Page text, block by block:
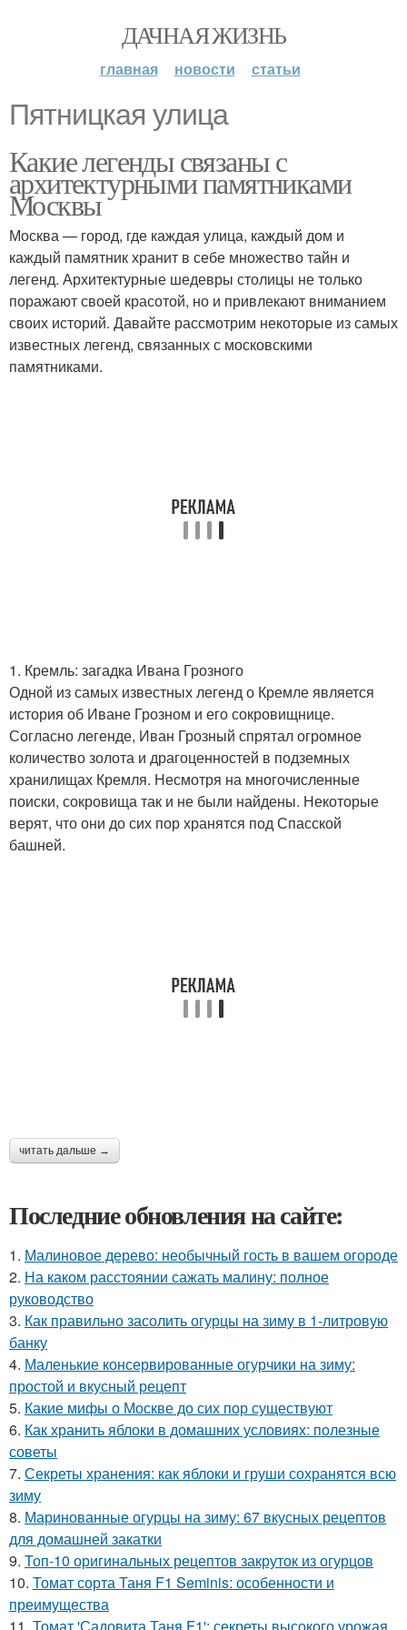
ДАЧНАЯ ЖИЗНЬ
главная новости статьи
Пятницкая улица
Какие легенды связаны с
архитектурными памятниками
Москвы
Москва — город, где каждая улица, каждый дом и
каждый памятник хранит в себе множество тайн и
легенд. Архитектурные шедевры столицы не только
поражают своей красотой, но и привлекают вниманием
своих историй. Давайте рассмотрим некоторые из самых
известных легенд, связанных с московскими
памятниками.
1. Кремль: загадка Ивана Грозного
Одной из самых известных легенд о Кремле является
история об Иване Грозном и его сокровищнице.
Согласно легенде, Иван Грозный спрятал огромное
количество золота и драгоценностей в подземных
хранилищах Кремля. Несмотря на многочисленные
поиски, сокровища так и не были найдены. Некоторые
верят, что они до сих пор хранятся под Спасской
башней.
читать дальше →
Последние обновления на сайте:
1. Малиновое дерево: необычный гость в вашем огороде
2. На каком расстоянии сажать малину: полное
руководство
3. Как правильно засолить огурцы на зиму в 1-литровую
банку
4. Маленькие консервированные огурчики на зиму:
простой и вкусный рецепт
5. Какие мифы о Москве до сих пор существуют
6. Как хранить яблоки в домашних условиях: полезные
советы
7. Секреты хранения: как яблоки и груши сохранятся всю
зиму
8. Маринованные огурцы на зиму: 67 вкусных рецептов
для домашней закатки
9. Топ-10 оригинальных рецептов закруток из огурцов
10. Томат сорта Таня F1 Seminis: особенности и
преимущества